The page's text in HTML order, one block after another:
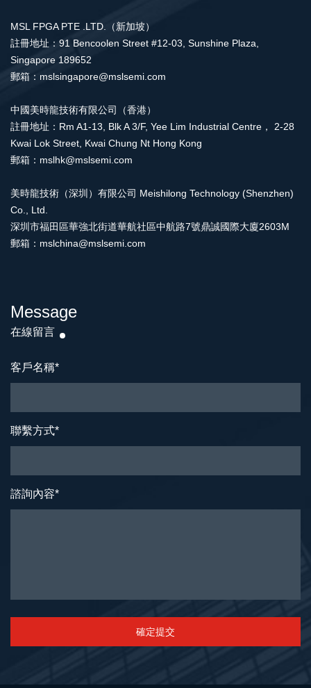
MSL FPGA PTE .LTD.（新加坡）
註冊地址：91 Bencoolen Street #12-03, Sunshine Plaza,
Singapore 189652
郵箱：mslsingapore@mslsemi.com
中國美時龍技術有限公司（香港）
註冊地址：Rm A1-13, Blk A 3/F, Yee Lim Industrial Centre， 2-28
Kwai Lok Street, Kwai Chung Nt Hong Kong
郵箱：mslhk@mslsemi.com
美時龍技術（深圳）有限公司 Meishilong Technology (Shenzhen)
Co., Ltd.
深圳市福田區華強北街道華航社區中航路7號鼎誠國際大廈2603M
郵箱：mslchina@mslsemi.com
Message
在線留言
客戶名稱*
聯繫方式*
諮詢內容*
確定提交